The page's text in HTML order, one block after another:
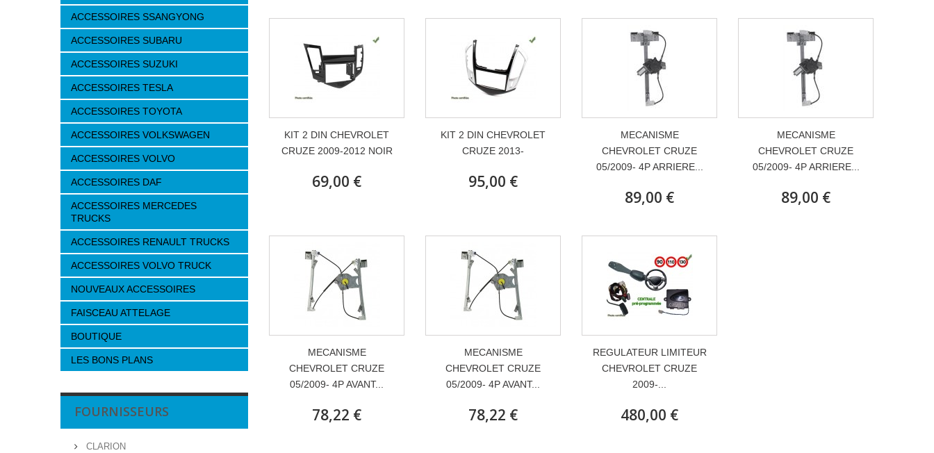
ACCESSOIRES SSANGYONG
ACCESSOIRES SUBARU
ACCESSOIRES SUZUKI
ACCESSOIRES TESLA
ACCESSOIRES TOYOTA
ACCESSOIRES VOLKSWAGEN
ACCESSOIRES VOLVO
ACCESSOIRES DAF
ACCESSOIRES MERCEDES
TRUCKS
ACCESSOIRES RENAULT TRUCKS
ACCESSOIRES VOLVO TRUCK
NOUVEAUX ACCESSOIRES
FAISCEAU ATTELAGE
BOUTIQUE
LES BONS PLANS
FOURNISSEURS
CLARION
KIT 2 DIN CHEVROLET
CRUZE 2009-2012 NOIR
69,00 €
KIT 2 DIN CHEVROLET
CRUZE 2013-
95,00 €
MECANISME
CHEVROLET CRUZE
05/2009- 4P ARRIERE...
89,00 €
MECANISME
CHEVROLET CRUZE
05/2009- 4P ARRIERE...
89,00 €
MECANISME
CHEVROLET CRUZE
05/2009- 4P AVANT...
78,22 €
MECANISME
CHEVROLET CRUZE
05/2009- 4P AVANT...
78,22 €
REGULATEUR LIMITEUR
CHEVROLET CRUZE
2009-...
480,00 €